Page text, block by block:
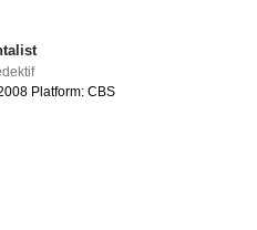
Platform: CBS